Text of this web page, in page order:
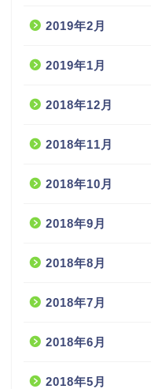
2019年2月
2019年1月
2018年12月
2018年11月
2018年10月
2018年9月
2018年8月
2018年7月
2018年6月
2018年5月